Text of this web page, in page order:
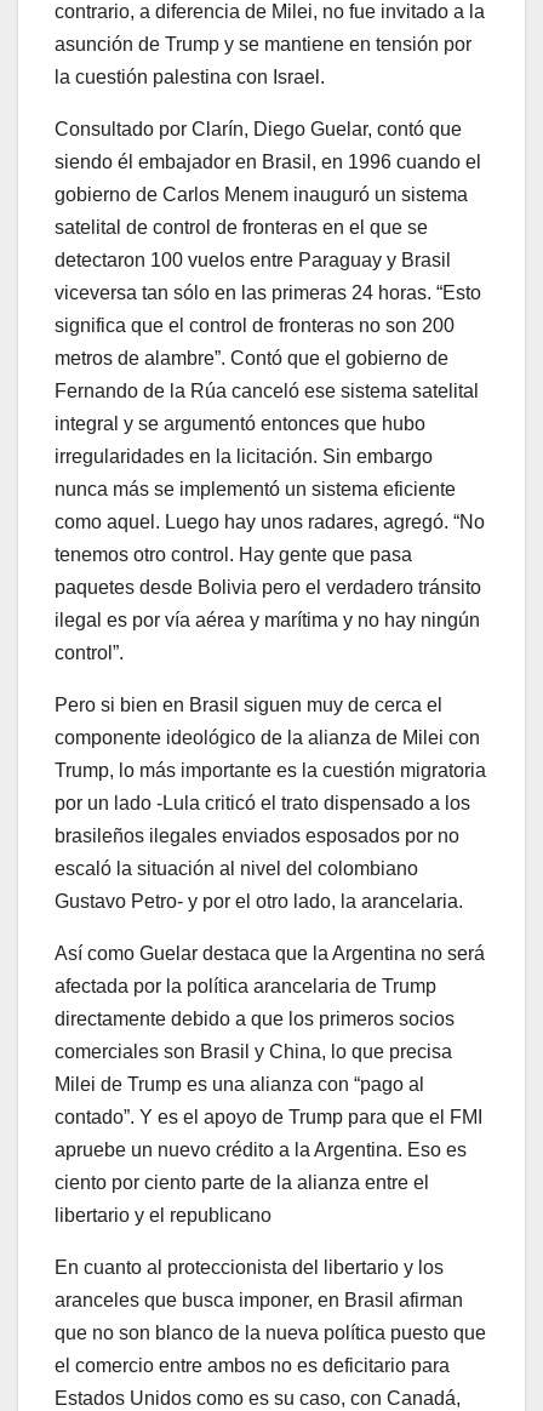
contrario, a diferencia de Milei, no fue invitado a la
asunción de Trump y se mantiene en tensión por
la cuestión palestina con Israel.
Consultado por Clarín, Diego Guelar, contó que
siendo él embajador en Brasil, en 1996 cuando el
gobierno de Carlos Menem inauguró un sistema
satelital de control de fronteras en el que se
detectaron 100 vuelos entre Paraguay y Brasil
viceversa tan sólo en las primeras 24 horas. “Esto
significa que el control de fronteras no son 200
metros de alambre”. Contó que el gobierno de
Fernando de la Rúa canceló ese sistema satelital
integral y se argumentó entonces que hubo
irregularidades en la licitación. Sin embargo
nunca más se implementó un sistema eficiente
como aquel. Luego hay unos radares, agregó. “No
tenemos otro control. Hay gente que pasa
paquetes desde Bolivia pero el verdadero tránsito
ilegal es por vía aérea y marítima y no hay ningún
control”.
Pero si bien en Brasil siguen muy de cerca el
componente ideológico de la alianza de Milei con
Trump, lo más importante es la cuestión migratoria
por un lado -Lula criticó el trato dispensado a los
brasileños ilegales enviados esposados por no
escaló la situación al nivel del colombiano
Gustavo Petro- y por el otro lado, la arancelaria.
Así como Guelar destaca que la Argentina no será
afectada por la política arancelaria de Trump
directamente debido a que los primeros socios
comerciales son Brasil y China, lo que precisa
Milei de Trump es una alianza con “pago al
contado”. Y es el apoyo de Trump para que el FMI
apruebe un nuevo crédito a la Argentina. Eso es
ciento por ciento parte de la alianza entre el
libertario y el republicano
En cuanto al proteccionista del libertario y los
aranceles que busca imponer, en Brasil afirman
que no son blanco de la nueva política puesto que
el comercio entre ambos no es deficitario para
Estados Unidos como es su caso, con Canadá,